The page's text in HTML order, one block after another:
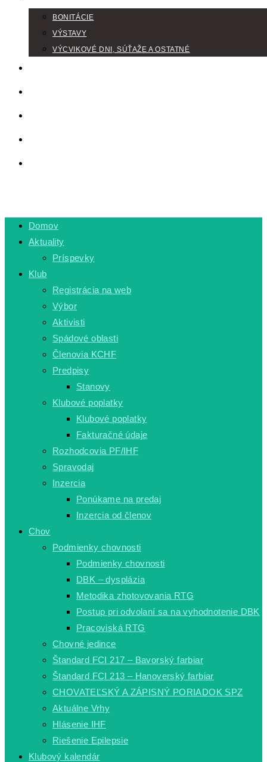
BONITÁCIE
VÝSTAVY
VÝCVIKOVÉ DNI, SÚŤAŽE A OSTATNÉ
Domov
Aktuality
Príspevky
Klub
Registrácia na web
Výbor
Aktivisti
Spádové oblasti
Členovia KCHF
Predpisy
Stanovy
Klubové poplatky
Klubové poplatky
Fakturačné údaje
Rozhodcovia PF/IHF
Spravodaj
Inzercia
Ponúkame na predaj
Inzercia od členov
Chov
Podmienky chovnosti
Podmienky chovnosti
DBK – dysplázia
Metodika zhotovovania RTG
Postup pri odvolaní sa na vyhodnotenie DBK
Pracoviská RTG
Chovné jedince
Štandard FCI 217 – Bavorský farbiar
Štandard FCI 213 – Hanoverský farbiar
CHOVATEĽSKÝ A ZÁPISNÝ PORIADOK SPZ
Aktuálne Vrhy
Hlásenie IHF
Riešenie Epilepsie
Klubový kalendár